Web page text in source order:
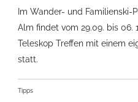
Im Wander- und
Alm findet vom 29.09. bis 06.
Teleskop Treffen mit einem
statt.
Tipps